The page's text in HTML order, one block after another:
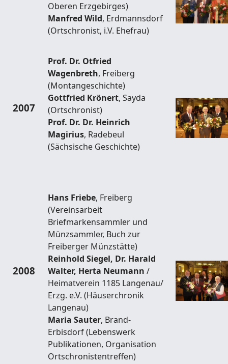
Oberen Erzgebirges)
Manfred Wild, Erdmannsdorf
(Ortschronist, i.V. Ehefrau)
2007
Prof. Dr. Otfried
Wagenbreth, Freiberg
(Montangeschichte)
Gottfried Krönert, Sayda
(Ortschronist)
Prof. Dr. Dr. Heinrich
Magirius, Radebeul
(Sächsische Geschichte)
2008
Hans Friebe, Freiberg
(Vereinsarbeit
Briefmarkensammler und
Münzsammler, Buch zur
Freiberger Münzstätte)
Reinhold Siegel, Dr. Harald
Walter, Herta Neumann /
Heimatverein 1185 Langenau/
Erzg. e.V. (Häuserchronik
Langenau)
Maria Sauter, Brand-
Erbisdorf (Lebenswerk
Publikationen, Organisation
Ortschronistentreffen)